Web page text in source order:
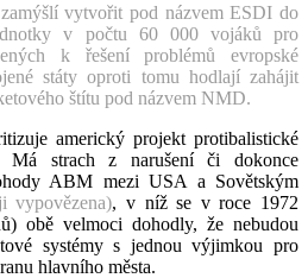
vytvořit pod názvem ESDI do
v počtu 60 000 vojáků pro
k řešení problémů evropské
státy oproti tomu hodlají zahájit
štítu pod názvem NMD.
americký projekt protibalistické
Má strach z narušení či dokonce
ABM mezi USA a Sovětským
vypovězena), v níž se v roce 1972
obě velmoci dohodly, že nebudou
systémy s jednou výjimkou pro
hlavního města.